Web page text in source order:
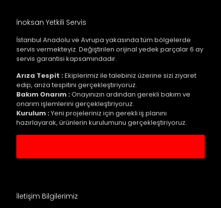
İnoksan Yetkili Servis
İstanbul Anadolu ve Avrupa yakasında tüm bölgelerde
servis vermekteyiz. Değiştirilen orijinal yedek parçalar 6 ay
servis garantisi kapsamındadır.
Arıza Tespit :Ekiplerimiz ile talebiniz üzerine sizi ziyaret
edip, arıza tespitini gerçekleştiriyoruz.
Bakım Onarım :Onayınızın ardından gerekli bakım ve
onarım işlemlerini gerçekleştiriyoruz.
Kurulum :Yeni projeleriniz için gerekli iş planını
hazırlayarak, ürünlerin kurulumunu gerçekleştiriyoruz.
İletişim Bilgilerimiz